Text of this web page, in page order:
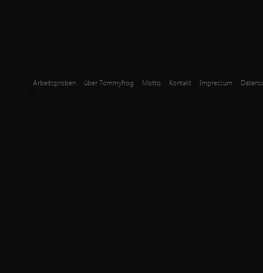
Arbeitsproben über Tommyfrog Motto Kontakt Impressum